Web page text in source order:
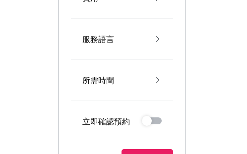
服務語言
所需時間
立即確認預約